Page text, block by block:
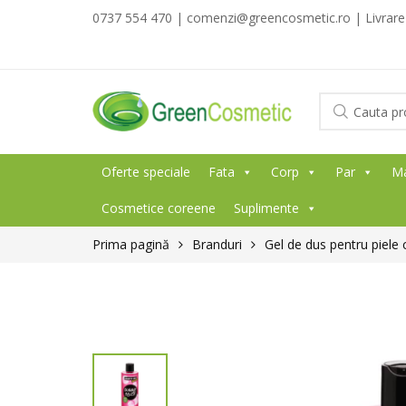
0737 554 470 | comenzi@greencosmetic.ro |
Oferte speciale Fata Corp Par
Cosmetice coreene Suplimente
Prima pagină Branduri Gel de dus pentru